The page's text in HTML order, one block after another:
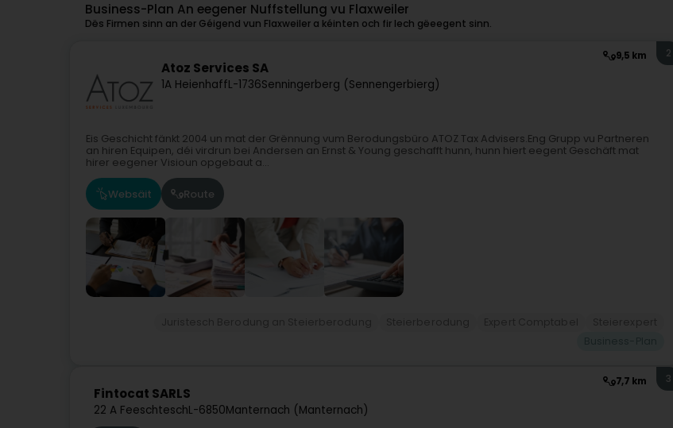
Business-Plan An eegener Nuffstellung vu Flaxweiler
Dës Firmen sinn an der Géigend vun Flaxweiler a kéinten och fir Iech gëeegent sinn.
9,5 km
Atoz Services SA
1A HeienhaffL-1736Senningerberg (Sennengerbierg)
2
Eis Geschicht fänkt 2004 un mat der Grënnung vum Berodungsbüro ATOZ Tax Advisers.Eng Grupp vu Partneren
an hiren Equipen, déi virdrun bei Andersen an Ernst & Young geschafft hunn, hunn hiert eegent Geschäft mat
hirer eegener Visioun opgebaut a...
Websäit Route
7,7 km
Fintocat SARLS
22 A FeeschteschL-6850Manternach (Manternach)
3